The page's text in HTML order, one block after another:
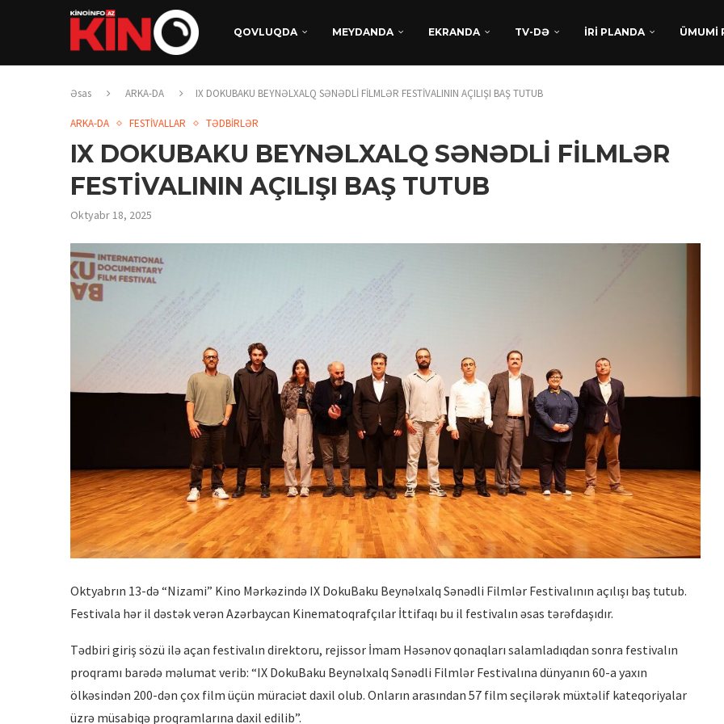
QOVLUQDA MEYDANDA EKRANDA TV-DƏ İRİ PLANDA ÜMUMİ
Əsas ARKA-DA IX DOKUBAKU BEYNƏLXALQ SƏNƏDLİ FİLMLƏR FESTİVALININ AÇILIŞI BAŞ TUTUB
ARKA-DA FESTİVALLAR TƏDBİRLƏR
IX DOKUBAKU BEYNƏLXALQ SƏNƏDLİ FİLMLƏR
FESTİVALININ AÇILIŞI BAŞ TUTUB
Oktyabr 18, 2025
Oktyabrın 13-də “Nizami” Kino Mərkəzində IX DokuBaku Beynəlxalq Sənədli Filmlər Festivalının açılışı baş tutub.
Festivala hər il dəstək verən Azərbaycan Kinematoqrafçılar İttifaqı bu il festivalın əsas tərəfdaşıdır.
Tədbiri giriş sözü ilə açan festivalın direktoru, rejissor İmam Həsənov qonaqları salamladıqdan sonra festivalın
proqramı barədə məlumat verib: “IX DokuBaku Beynəlxalq Sənədli Filmlər Festivalına dünyanın 60-a yaxın
ölkəsindən 200-dən çox film üçün müraciət daxil olub. Onların arasından 57 film seçilərək müxtəlif kateqoriyalar
üzrə müsabiqə proqramlarına daxil edilib”.
TÜRKAN HÜSEYNDƏN
HUBERT BALS FUND QALİBİ
“XATIRLADIĞINI EŞİT”...